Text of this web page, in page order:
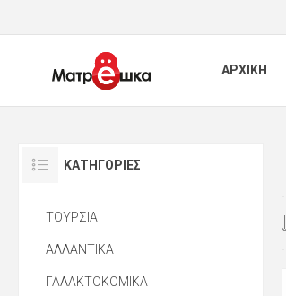
ΑΡΧΙΚΗ
ΚΑΤΗΓΟΡΊΕΣ
ΤΟΥΡΣΙΑ
ΑΛΛΑΝΤΙΚΑ
ΓΑΛΑΚΤΟΚΟΜΙΚΑ